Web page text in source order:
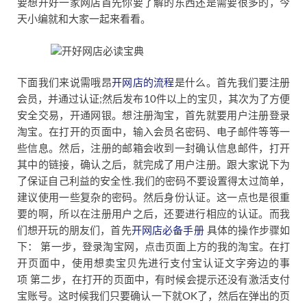
要想开好一家网店首先你要了解的东西还是需要很多的，今
天小编就和大家一起来看看。
下面我们来说需哦昂开网店的流程是什么。首先我们要注册
会员，并通过认证;然后发布10件以上的宝贝，其次为了方便
安全交易，开通网银。想注册淘宝，首先就要用户注册登录
淘宝。在打开的页面中，输入会员名密码、电子邮件等等一
些信息。然后，注册的邮箱会收到一封确认信息邮件，打开
其中的链接，确认之后，就完成了用户注册。跟大家说下为
了保证自己利益的安全性.我们的密码不要设置得太过简单，
建议使用一些复杂的密码。然后身份认证。这一点也是很重
要的啊，所以在注册用户之后，还要进行相应的认证。而我
们想开玩的朋友们，首先开网店必备手册具体的操作步骤如
下： 第一步，登录淘宝网，点击页面上方的我的淘宝。在打
开页面中，使用想卖宝贝先进行支付宝认证文字旁边的事
项 第二步，在打开的页面中，有时候会提示还没有激活支付
宝账号。这时候我们只要确认一下就OK了，然后在弹出的页